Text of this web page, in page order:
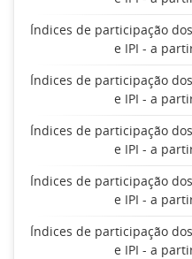
Índices de participação
e IPI - a
Índices de participação
e IPI - a
Índices de participação
e IPI - a
Índices de participação
e IPI - a
Índices de participação
e IPI - a